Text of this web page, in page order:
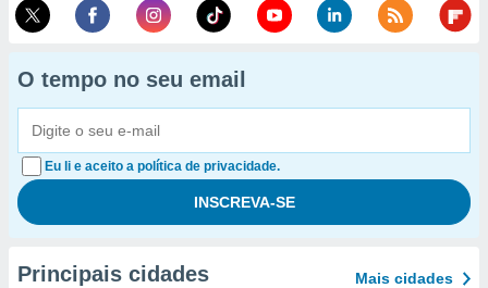
O tempo no seu email
Eu li e aceito a política de privacidade.
Principais cidades Mais cidades